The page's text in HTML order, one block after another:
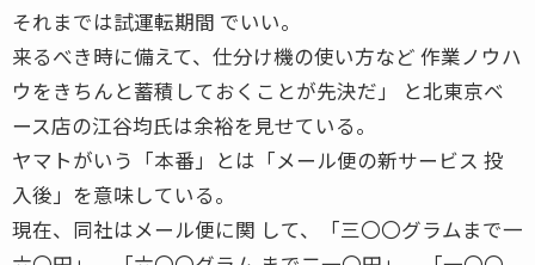
それまでは試運転期間 でいい。
来るべき時に備えて、仕分け機の使い方など 作業ノウハ
ウをきちんと蓄積しておくことが先決だ」 と北東京ベ
ース店の江谷均氏は余裕を見せている。
ヤマトがいう「本番」とは「メール便の新サービス 投
入後」を意味している。
現在、同社はメール便に関 して、「三〇〇グラムまで一